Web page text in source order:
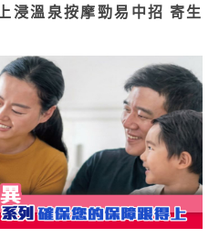
浸溫泉按摩勁易中招 寄生